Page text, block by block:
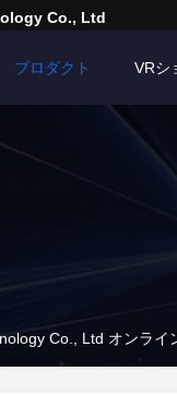
Co., Ltd
プロダクト VRシ
Co., Ltd オンライ